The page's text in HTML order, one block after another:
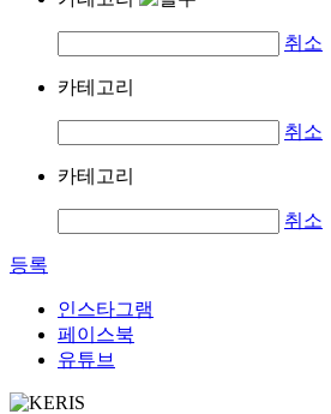
취소
카테고리
취소
카테고리
취소
등록
인스타그램
페이스북
유튜브